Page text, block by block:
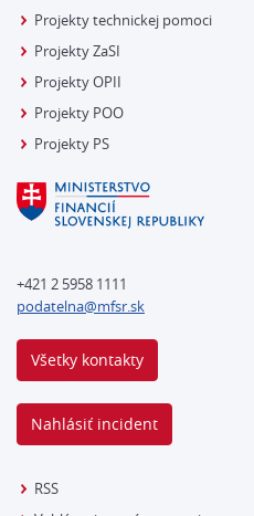
Projekty technickej pomoci
Projekty ZaSI
Projekty OPII
Projekty POO
Projekty PS
+421 2 5958 1111
podatelna@mfsr.sk
Všetky kontakty
Nahlásiť incident
RSS